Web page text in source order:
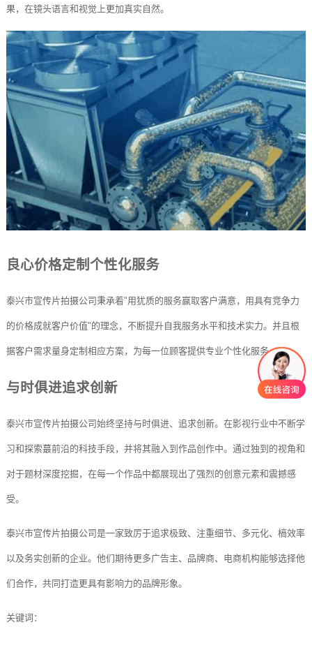
果，在镜头语言和视觉上更加真实自然。
良心价格定制个性化服务
泰兴市宣传片拍摄公司秉承着"用犹质的服务赢取客户满意，用具有竞争力
的价格成就客户价值"的理念，不断提升自我服务水平和技术实力。并且根
据客户需求量身定制相应方案，为每一位顾客提供专业个性化服务。
与时俱进追求创新
泰兴市宣传片拍摄公司始终坚持与时俱进、追求创新。在影视行业中不断学
习和探索蕞前沿的科技手段，并将其融入到作品创作中。通过独到的视角和
对于题材深度挖掘，在每一个作品中都展现出了强烈的创意元素和震撼感
受。
泰兴市宣传片拍摄公司是一家致厉于追求极致、注重细节、多元化、槁效率
以及务实创新的企业。他们期待更多广告主、品牌商、电商机构能够选择他
们合作，共同打造更具有影响力的品牌形象。
关键词：